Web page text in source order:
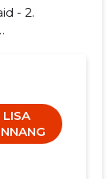
- 2.
LISA